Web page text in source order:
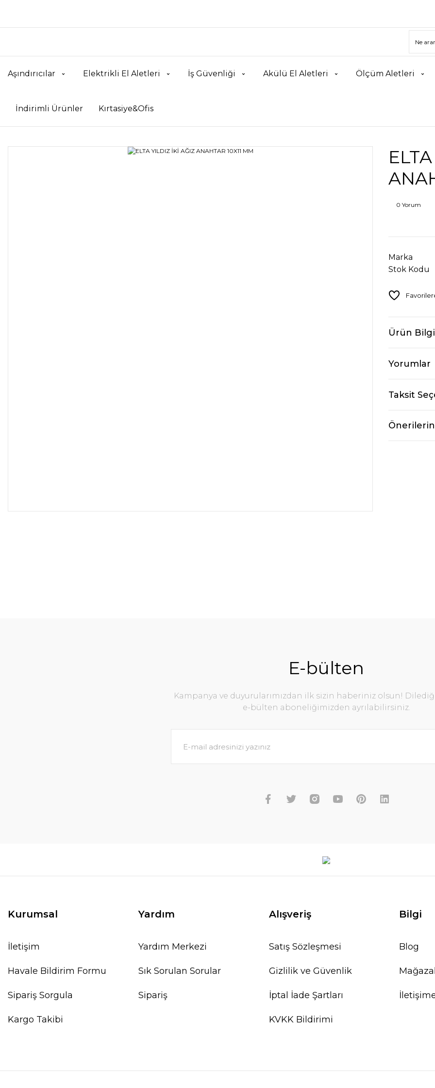
Aşındırıcılar Elektrikli El Aletleri İş Güvenliği Akülü El Aletleri Ölçüm Aletleri
İndirimli Ürünler Kırtasiye&Ofis
0 Yorum
Marka
Stok Kodu
Ürün
Yorumlar
Taksit
E-bülten
Kampanya ve duyurularımızdan ilk sizin haberiniz olsun!
e-bülten aboneliğimizden ayrılabilirsiniz.
Kurumsal
İletişim
Havale Bildirim Formu
Sipariş Sorgula
Kargo Takibi
Yardım
Yardım Merkezi
Sık Sorulan Sorular
Sipariş
Alışveriş
Satış Sözleşmesi
Gizlilik ve Güvenlik
İptal İade Şartları
KVKK Bildirimi
Bilgi
Blog